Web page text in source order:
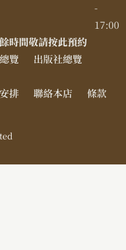
-
17:00
時間敬請按此預約
覽
出版社總覽
排 聯絡本店
條款